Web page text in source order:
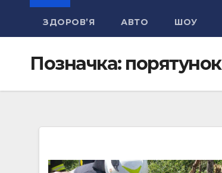
ЗДОРОВ’Я АВТО ШОУ
Позначка: порятунок